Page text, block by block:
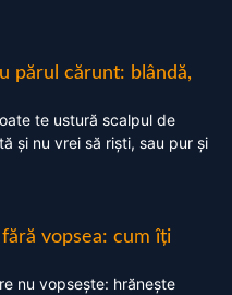
părul cărunt: blândă,
te ustură scalpul de
și nu vrei să riști, sau pur și
vopsea: cum îți
nu vopsește: hrănește